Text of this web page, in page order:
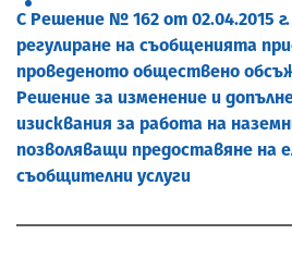
С Решение № 162 от 02.04.2015
регулиране на съобщенията
проведеното обществено
Решение за изменение и
изисквания за работа на
позволяващи предоставяне на
съобщителни услуги